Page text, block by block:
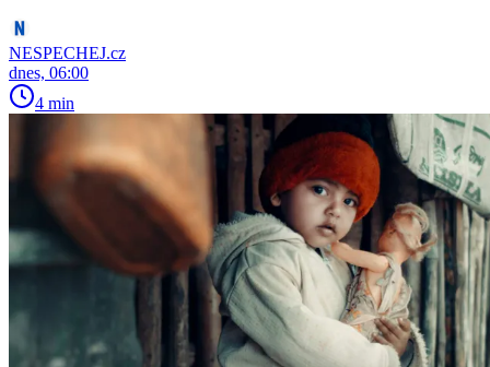
NESPECHEJ.cz
dnes, 06:00
4 min